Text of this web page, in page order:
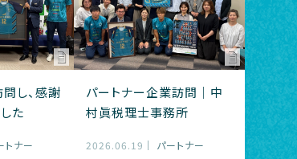
し、感謝
た
トナー
パートナー企業訪問｜中
村眞税理士事務所
2026.06.19 パートナー